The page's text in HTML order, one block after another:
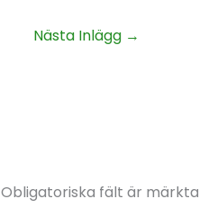
Nästa Inlägg →
Obligatoriska fält är märkta